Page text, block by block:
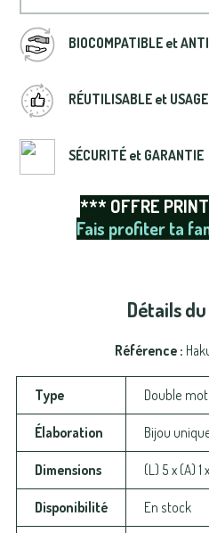
BIOCOMPATIBLE et
RÉUTILISABLE et
SÉCURITÉ et GARANTIE
*** OFFRE
Fais profiter ta
Détails
Référence
Type Double mot
Élaboration Bijou
Dimensions (L) 5 x (A) 1
Disponibilité En stock